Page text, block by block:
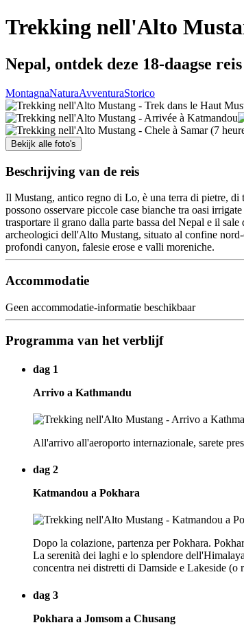
Trekking nell'Alto
Nepal, ontdek deze 18-daagse reis
MontagnaNaturaAvventuraStorico
Bekijk alle foto's
Beschrijving van de reis
Il Mustang, antico regno di Lo, è una terra di pietre, di
possono osservare piccole case bianche tra oasi
trasportare il grano dalla parte bassa del Nepal e il
archeologici dell'Alto Mustang, situato al confine
profondi canyon, falesie erose e valli moreniche.
Accommodatie
Geen accommodatie-informatie beschikbaar
Programma van het verblijf
dag 1
Arrivo a Kathmandu
All'arrivo all'aeroporto internazionale, sarete
dag 2
Katmandou a Pokhara
Dopo la colazione, partenza per Pokhara.
La serenità dei laghi e lo splendore
concentra nei distretti di Damside e Lakeside
dag 3
Pokhara a Jomsom a Chusang